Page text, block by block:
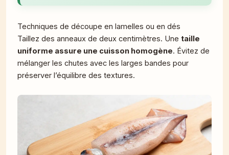
Techniques de découpe en lamelles ou en dés
Taillez des anneaux de deux centimètres. Une taille
uniforme assure une cuisson homogène. Évitez de
mélanger les chutes avec les larges bandes pour
préserver l’équilibre des textures.